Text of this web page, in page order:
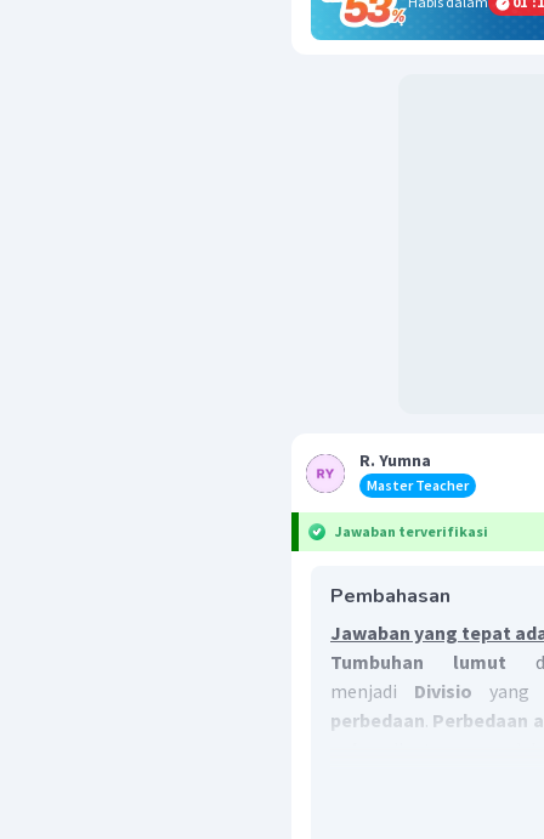
R. Yumna
Master Teacher
Jawaban terverifikasi
Pembahasan
Jawaban yang tepat
Tumbuhan lumut
menjadi Divisio yang
perbedaan. Perbedaan